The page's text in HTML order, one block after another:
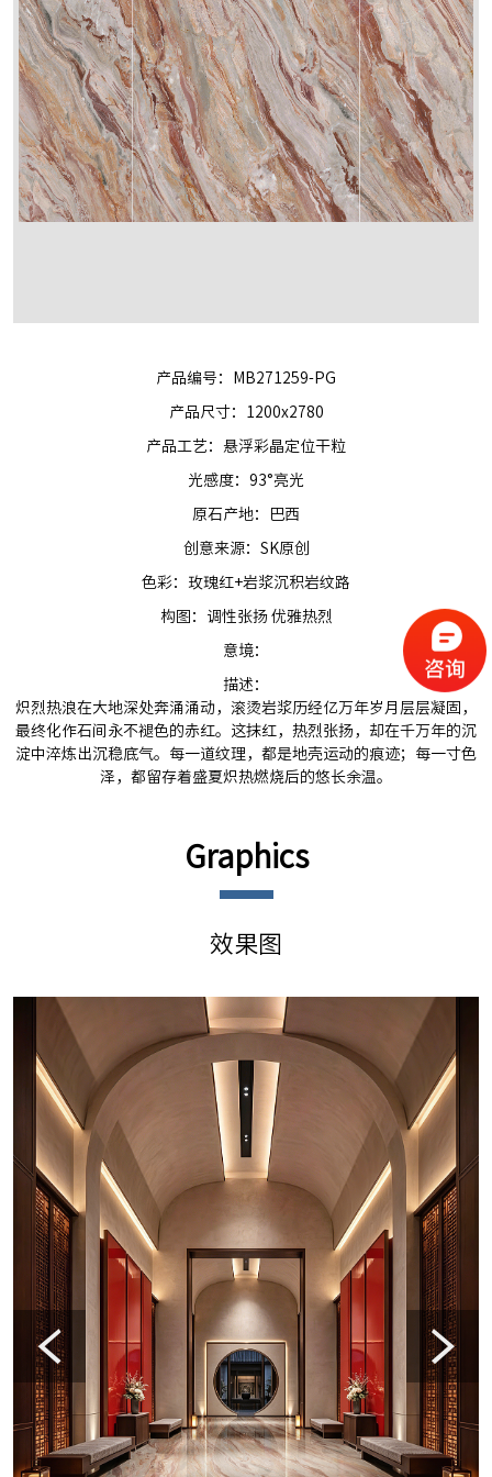
产品编号：MB271259-PG
产品尺寸：1200x2780
产品工艺：悬浮彩晶定位干粒
光感度：93°亮光
原石产地：巴西
创意来源：SK原创
色彩：玫瑰红+岩浆沉积岩纹路
构图：调性张扬 优雅热烈
意境：
描述：
炽烈热浪在大地深处奔涌涌动，滚烫岩浆历经亿万年岁月层层凝固，
最终化作石间永不褪色的赤红。这抹红，热烈张扬，却在千万年的沉
淀中淬炼出沉稳底气。每一道纹理，都是地壳运动的痕迹；每一寸色
泽，都留存着盛夏炽热燃烧后的悠长余温。
Graphics
效果图